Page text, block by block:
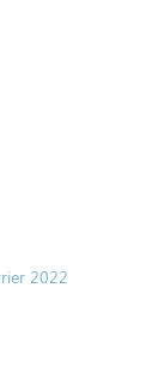
2022